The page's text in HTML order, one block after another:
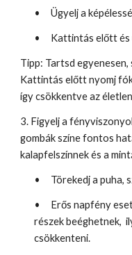
• Ügyelj a
• Kattintás előtt és
Tipp: Tartsd egyenesen,
Kattintás előtt nyomj
így csökkentve az
3. Figyelj a
gombák színe fontos
kalapfelszínnek és a
• Törekedj a puha,
•
Erős napfény
részek beéghetnek,
csökkenteni.